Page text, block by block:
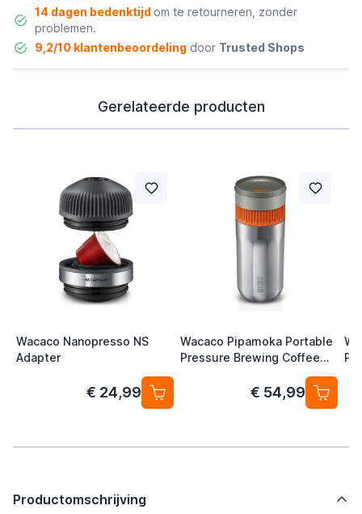
14 dagen bedenktijd om te retourneren, zonder
problemen.
9,2/10 klantenbeoordelingdoor Trusted Shops
Gerelateerde producten
Wacaco Nanopresso NS
Adapter
€ 24,99
Wacaco Pipamoka Portable
Pressure Brewing Coffee
€ 54,99
Productomschrijving